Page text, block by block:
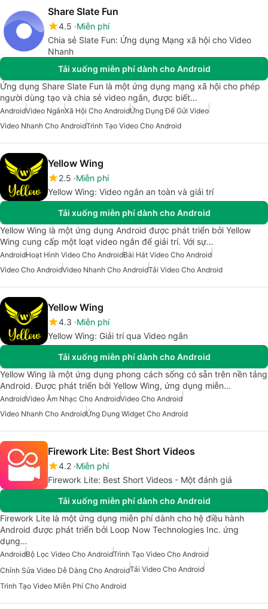
Share Slate Fun
4.5 Miễn phí
Chia sẻ Slate Fun: Ứng dụng Mạng xã hội cho Video
Nhanh
Tải xuống miễn phí dành cho Android
Ứng dụng Share Slate Fun là một ứng dụng mạng xã hội cho phép
người dùng tạo và chia sẻ video ngắn, được biết…
AndroidVideo NgắnXã Hội Cho AndroidỨng Dụng Để Gửi Video
Video Nhanh Cho AndroidTrình Tạo Video Cho Android
Yellow Wing
2.5 Miễn phí
Yellow Wing: Video ngắn an toàn và giải trí
Tải xuống miễn phí dành cho Android
Yellow Wing là một ứng dụng Android được phát triển bởi Yellow
Wing cung cấp một loạt video ngắn để giải trí. Với sự…
AndroidHoạt Hình Video Cho AndroidBài Hát Video Cho Android
Video Cho AndroidVideo Nhanh Cho AndroidTải Video Cho Android
Yellow Wing
4.3 Miễn phí
Yellow Wing: Giải trí qua Video ngắn
Tải xuống miễn phí dành cho Android
Yellow Wing là một ứng dụng phong cách sống có sẵn trên nền tảng
Android. Được phát triển bởi Yellow Wing, ứng dụng miễn…
AndroidVideo Âm Nhạc Cho AndroidVideo Cho Android
Video Nhanh Cho AndroidỨng Dụng Widget Cho Android
Firework Lite: Best Short Videos
4.2 Miễn phí
Firework Lite: Best Short Videos - Một đánh giá
Tải xuống miễn phí dành cho Android
Firework Lite là một ứng dụng miễn phí dành cho hệ điều hành
Android được phát triển bởi Loop Now Technologies Inc. ứng
dụng…
AndroidBộ Lọc Video Cho AndroidTrình Tạo Video Cho Android
Chỉnh Sửa Video Dễ Dàng Cho AndroidTải Video Cho Android
Trình Tạo Video Miễn Phí Cho Android